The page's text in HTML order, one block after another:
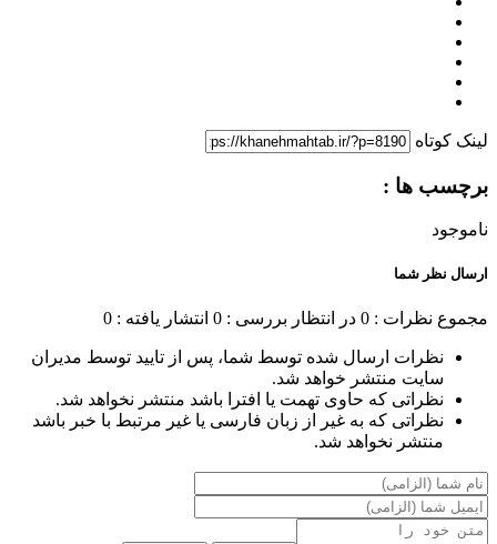
لینک کوتاه
برچسب ها :
ناموجود
ارسال نظر شما
مجموع نظرات : 0 در انتظار بررسی : 0 انتشار یافته : 0
نظرات ارسال شده توسط شما، پس از تایید توسط مدیران
سایت منتشر خواهد شد.
نظراتی که حاوی تهمت یا افترا باشد منتشر نخواهد شد.
نظراتی که به غیر از زبان فارسی یا غیر مرتبط با خبر باشد
منتشر نخواهد شد.